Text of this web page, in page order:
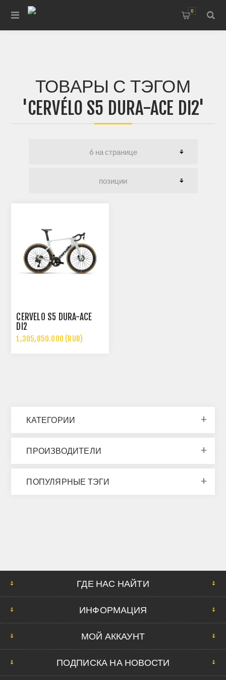
0
ТОВАРЫ С ТЭГОМ
'CERVÉLO S5 DURA-ACE DI2'
CERVÉLO S5 DURA-ACE
DI2
1,305,850.000 (RUB)
КАТЕГОРИИ
ПРОИЗВОДИТЕЛИ
ПОПУЛЯРНЫЕ ТЭГИ
ГДЕ НАС НАЙТИ
ИНФОРМАЦИЯ
МОЙ АККАУНТ
ПОДПИСКА НА НОВОСТИ